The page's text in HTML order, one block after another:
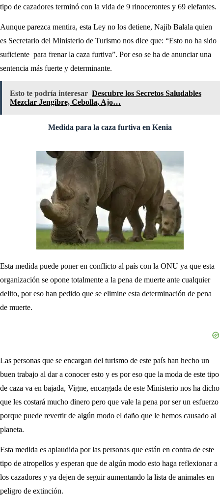
tipo de cazadores terminó con la vida de 9 rinocerontes y 69 elefantes.
Aunque parezca mentira, esta Ley no los detiene, Najib Balala quien
es Secretario del Ministerio de Turismo nos dice que: “Esto no ha sido
suficiente para frenar la caza furtiva”. Por eso se ha de anunciar una
sentencia más fuerte y determinante.
Esto te podría interesar Descubre los Secretos Saludables
Mezclar Jengibre, Cebolla, Ajo…
Medida para la caza furtiva en Kenia
Esta medida puede poner en conflicto al país con la ONU ya que esta
organización se opone totalmente a la pena de muerte ante cualquier
delito, por eso han pedido que se elimine esta determinación de pena
de muerte.
Las personas que se encargan del turismo de este país han hecho un
buen trabajo al dar a conocer esto y es por eso que la moda de este tipo
de caza va en bajada, Vigne, encargada de este Ministerio nos ha dicho
que les costará mucho dinero pero que vale la pena por ser un esfuerzo
porque puede revertir de algún modo el daño que le hemos causado al
planeta.
Esta medida es aplaudida por las personas que están en contra de este
tipo de atropellos y esperan que de algún modo esto haga reflexionar a
los cazadores y ya dejen de seguir aumentando la lista de animales en
peligro de extinción.